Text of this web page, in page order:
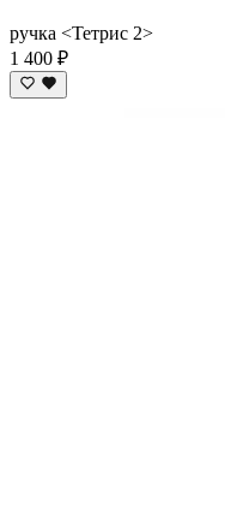
ручка <Тетрис 2>
1 400 ₽